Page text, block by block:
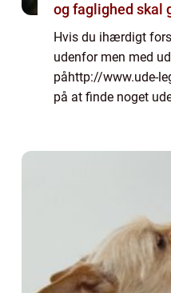
og faglighed skal
Hvis du ihærdigt
udenfor men med
påhttp://www.ude-
på at finde noget